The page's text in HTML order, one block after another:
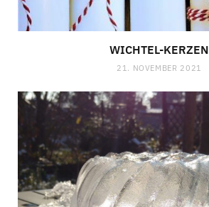
WICHTEL-KERZEN
21. NOVEMBER 2021